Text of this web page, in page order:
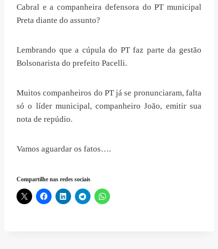
Cabral e a companheira defensora do PT municipal
Preta diante do assunto?
Lembrando que a cúpula do PT faz parte da gestão
Bolsonarista do prefeito Pacelli.
Muitos companheiros do PT já se pronunciaram, falta
só o líder municipal, companheiro João, emitir sua
nota de repúdio.
Vamos aguardar os fatos….
Compartilhe nas redes sociais